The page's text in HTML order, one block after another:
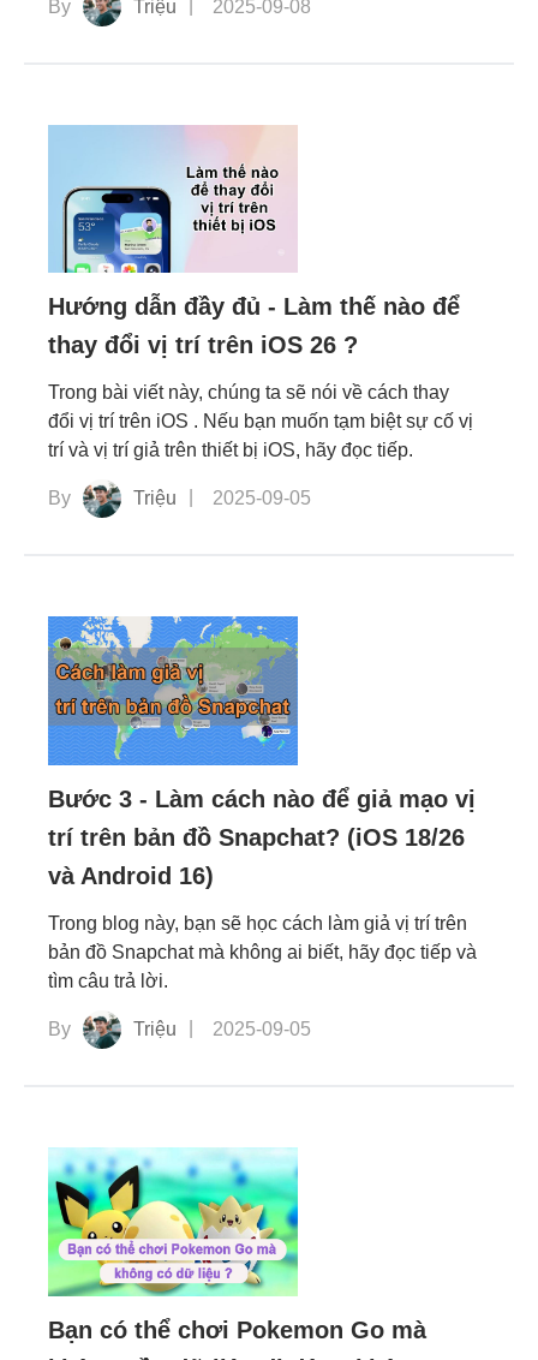
By Triệu 2025-09-08
Hướng dẫn đầy đủ - Làm thế nào để
thay đổi vị trí trên iOS 26 ?
Trong bài viết này, chúng ta sẽ nói về cách thay
đổi vị trí trên iOS . Nếu bạn muốn tạm biệt sự cố vị
trí và vị trí giả trên thiết bị iOS, hãy đọc tiếp.
By Triệu 2025-09-05
Bước 3 - Làm cách nào để giả mạo vị
trí trên bản đồ Snapchat? (iOS 18/26
và Android 16)
Trong blog này, bạn sẽ học cách làm giả vị trí trên
bản đồ Snapchat mà không ai biết, hãy đọc tiếp và
tìm câu trả lời.
By Triệu 2025-09-05
Bạn có thể chơi Pokemon Go mà